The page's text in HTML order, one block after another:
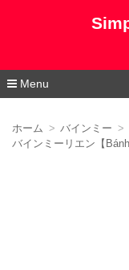
Menu
ホーム
バインミー
バインミーリエン【